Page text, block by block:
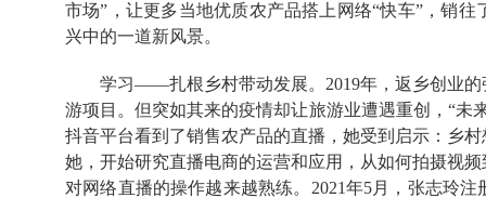
市场”，让更多当地优质农产品搭上网络“快车”，销
兴中的一道新风景。
学习——扎根乡村带动发展。2019年，返乡创业
游项目。但突如其来的疫情却让旅游业遭遇重创，“未
抖音平台看到了销售农产品的直播，她受到启示：乡
她，开始研究直播电商的运营和应用，从如何拍摄视
对网络直播的操作越来越熟练。2021年5月，张志玲